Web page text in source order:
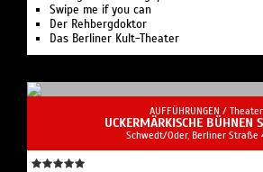
Swipe me if you can
Der Rehbergdoktor
Das Berliner Kult-Theater
AUFFÜHRUNGEN / Theater
UCKERMÄRKISCHE BÜHNEN
Schwedt/Oder, Berliner Straße